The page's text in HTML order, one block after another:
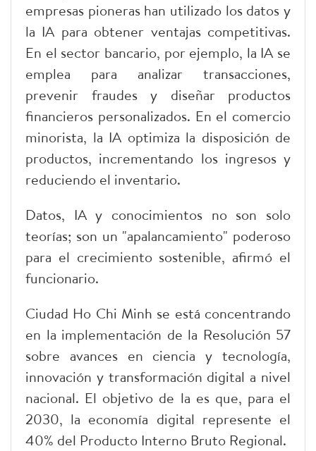
empresas pioneras han utilizado los datos y
la IA para obtener ventajas competitivas.
En el sector bancario, por ejemplo, la IA se
emplea para analizar transacciones,
prevenir fraudes y diseñar productos
financieros personalizados. En el comercio
minorista, la IA optimiza la disposición de
productos, incrementando los ingresos y
reduciendo el inventario.
Datos, IA y conocimientos no son solo
teorías; son un "apalancamiento" poderoso
para el crecimiento sostenible, afirmó el
funcionario.
Ciudad Ho Chi Minh se está concentrando
en la implementación de la Resolución 57
sobre avances en ciencia y tecnología,
innovación y transformación digital a nivel
nacional. El objetivo de la es que, para el
2030, la economía digital represente el
40% del Producto Interno Bruto Regional.